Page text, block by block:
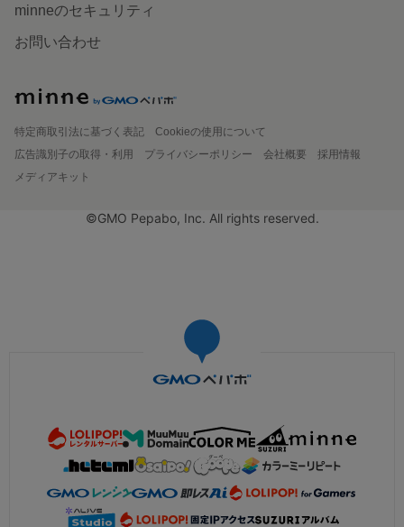
minneのセキュリティ
お問い合わせ
特定商取引法に基づく表記
Cookieの使用について
広告識別子の取得・利用
プライバシーポリシー 会社概要
採用情報
メディアキット
©GMO Pepabo, Inc. All rights reserved.